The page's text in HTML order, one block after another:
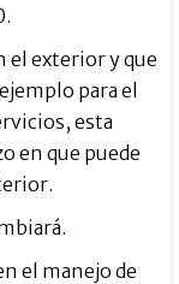
el exterior y que
para el
esta
en que puede
el manejo de